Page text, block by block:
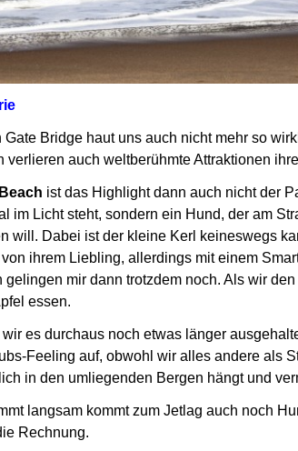
Gate Bridge haut uns auch nicht mehr so
verlieren auch weltberühmte Attraktionen
ist das Highlight dann auch nicht der
im Licht steht, sondern ein Hund, der am
will. Dabei ist der kleine Kerl keineswegs
von ihrem Liebling,allerdings mit einem
gelingen mir dann trotzdem noch.Als wir
essen.
wir es durchaus noch etwas länger
Feeling auf,obwohl wir alles andere als
in den umliegenden Bergen hängt und
langsam kommt zum Jetlag auch noch
Rechnung.